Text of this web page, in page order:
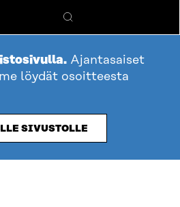
Hae
Ajantasaiset
löydät osoitteesta
SIVUSTOLLE